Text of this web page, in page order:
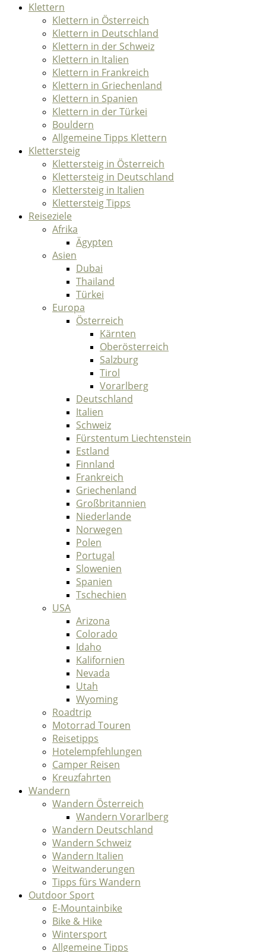
Klettern
Klettern in Österreich
Klettern in Deutschland
Klettern in der Schweiz
Klettern in Italien
Klettern in Frankreich
Klettern in Griechenland
Klettern in Spanien
Klettern in der Türkei
Bouldern
Allgemeine Tipps Klettern
Klettersteig
Klettersteig in Österreich
Klettersteig in Deutschland
Klettersteig in Italien
Klettersteig Tipps
Reiseziele
Afrika
Ägypten
Asien
Dubai
Thailand
Türkei
Europa
Österreich
Kärnten
Oberösterreich
Salzburg
Tirol
Vorarlberg
Deutschland
Italien
Schweiz
Fürstentum Liechtenstein
Estland
Finnland
Frankreich
Griechenland
Großbritannien
Niederlande
Norwegen
Polen
Portugal
Slowenien
Spanien
Tschechien
USA
Arizona
Colorado
Idaho
Kalifornien
Nevada
Utah
Wyoming
Roadtrip
Motorrad Touren
Reisetipps
Hotelempfehlungen
Camper Reisen
Kreuzfahrten
Wandern
Wandern Österreich
Wandern Vorarlberg
Wandern Deutschland
Wandern Schweiz
Wandern Italien
Weitwanderungen
Tipps fürs Wandern
Outdoor Sport
E-Mountainbike
Bike & Hike
Wintersport
Allgemeine Tipps